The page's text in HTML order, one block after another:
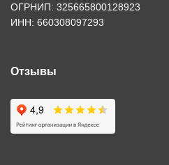
ОГРНИП: 325665800128923
ИНН: 660308097293
Отзывы